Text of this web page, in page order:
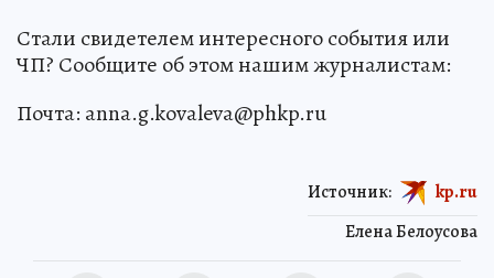
Стали свидетелем интересного события или
ЧП? Сообщите об этом нашим журналистам:
Почта: anna.g.kovaleva@phkp.ru
Елена Белоусова
Источник: kp.ru